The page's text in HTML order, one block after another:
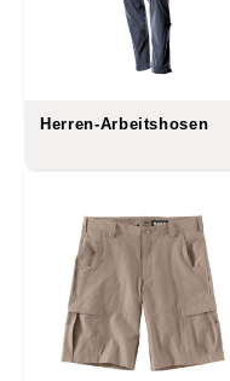
Herren-Arbeitshosen